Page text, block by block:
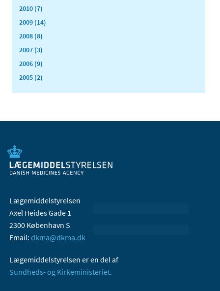
2010 (7)
2009 (14)
2008 (8)
2007 (3)
2006 (9)
2005 (2)
Lægemiddelstyrelsen
Axel Heides Gade 1
2300 København S
Email: dkma@dkma.dk
Lægemiddelstyrelsen er en del af
Sundheds- og Kirkeministeriet.